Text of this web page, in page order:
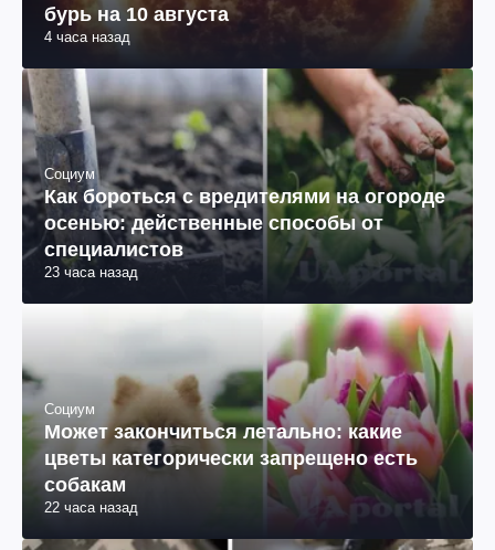
бурь на 10 августа
4 часа назад
Социум
Как бороться с вредителями на огороде
осенью: действенные способы от
специалистов
23 часа назад
Социум
Может закончиться летально: какие
цветы категорически запрещено есть
собакам
22 часа назад